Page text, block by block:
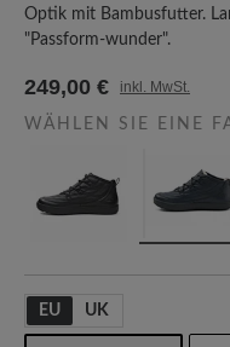
Optik mit Bambusfutter.
"Passform-wunder".
249,00 € inkl. MwSt.
WÄHLEN SIE EINE
EU UK